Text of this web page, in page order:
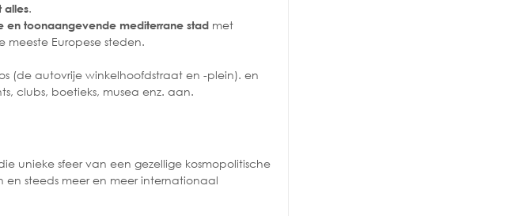
alles.
en toonaangevende mediterrane stad met
Europese steden.
(de autovrije winkelhoofdstraat en -plein). en
clubs, boetieks, musea enz. aan.
unieke sfeer van een gezellige kosmopolitische
steeds meer en meer internationaal